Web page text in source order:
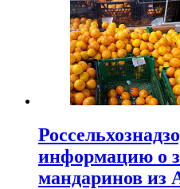
информацию о
мандаринов из